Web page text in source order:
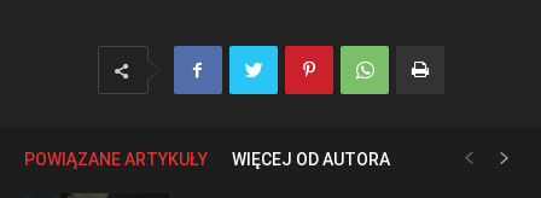
POWIĄZANE ARTYKUŁY WIĘCEJ OD AUTORA